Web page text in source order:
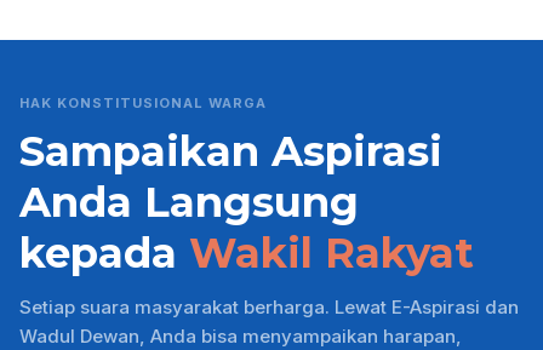
HAK KONSTITUSIONAL WARGA
Sampaikan Aspirasi
Anda Langsung
kepada Wakil Rakyat
Setiap suara masyarakat berharga. Lewat E-Aspirasi dan
Wadul Dewan, Anda bisa menyampaikan harapan,